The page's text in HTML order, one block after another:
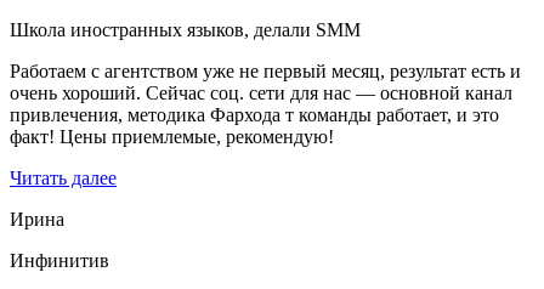
Школа иностранных языков, делали SMM
Работаем с агентством уже не первый месяц, результат есть и
очень хороший. Сейчас соц. сети для нас — основной канал
привлечения, методика Фархода т команды работает, и это
факт! Цены приемлемые, рекомендую!
Читать далее
Ирина
Инфинитив